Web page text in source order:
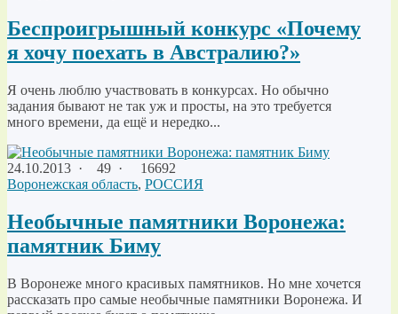
Беспроигрышный конкурс «Почему
я хочу поехать в Австралию?»
Я очень люблю участвовать в конкурсах. Но обычно
задания бывают не так уж и просты, на это требуется
много времени, да ещё и нередко...
24.10.2013 · 49 ·
16692
Воронежская область, РОССИЯ
Необычные памятники Воронежа:
памятник Биму
В Воронеже много красивых памятников. Но мне хочется
рассказать про самые необычные памятники Воронежа. И